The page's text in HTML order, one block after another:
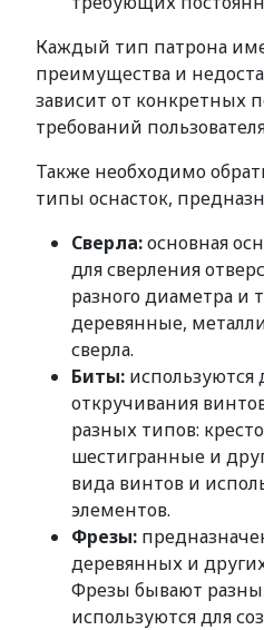
Каждый тип патрона
преимущества и
зависит от конкретных
требований
Также необходимо
типы оснасток,
Сверла:основная
для сверления
разного диаметра и
деревянные,
сверла.
Биты: используются
откручивания
разных типов:
шестигранные и
вида винтов и
элементов.
Фрезы:
деревянных и
Фрезы бывают
используются для